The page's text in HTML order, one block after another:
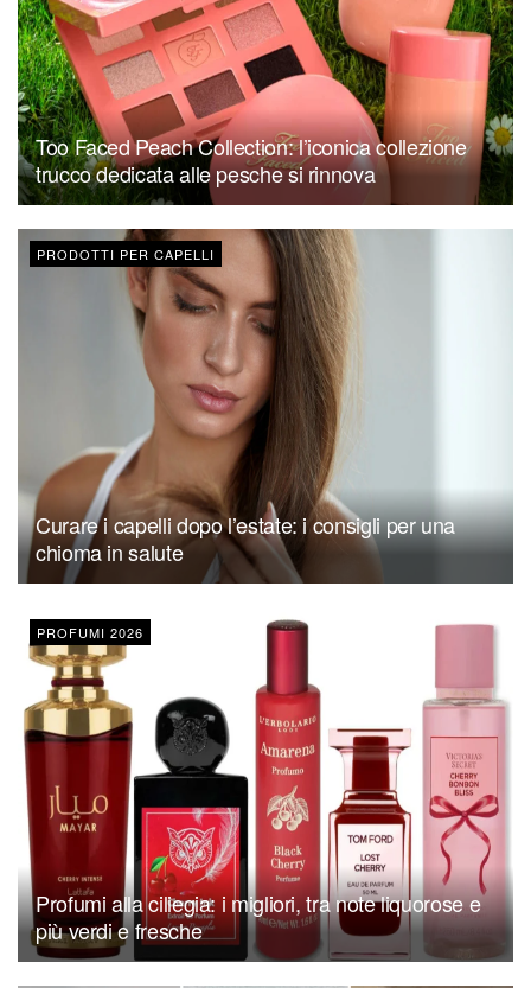
Too Faced Peach Collection: l’iconica collezione
trucco dedicata alle pesche si rinnova
PRODOTTI PER CAPELLI
Curare i capelli dopo l’estate: i consigli per una
chioma in salute
PROFUMI 2026
Profumi alla ciliegia: i migliori, tra note liquorose e
più verdi e fresche